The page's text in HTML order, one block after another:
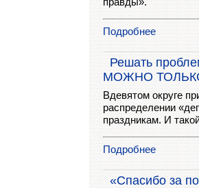
Подробнее
Решать
МОЖНО
Вдевятом округе
распределении
праздникам. И
Подробнее
«Спасибо за